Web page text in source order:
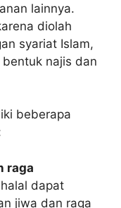
lainnya.
diolah
syariat Islam,
najis dan
beberapa
raga
dapat
jiwa dan raga